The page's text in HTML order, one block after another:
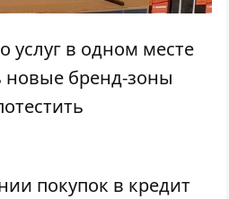
услуг в одном месте
новые бренд-зоны
покупок в кредит